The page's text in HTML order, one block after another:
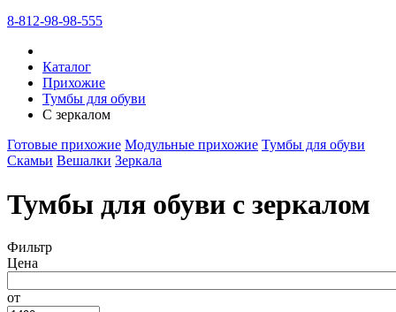
8-812-98-98-555
Каталог
Прихожие
Тумбы для обуви
С зеркалом
Готовые прихожие Модульные прихожие Тумбы для обуви
Скамьи Вешалки Зеркала
Тумбы для обуви с зеркалом
Фильтр
Цена
от